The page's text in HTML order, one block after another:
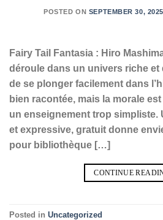
POSTED ON SEPTEMBER 30, 2025
Fairy Tail Fantasia : Hiro
déroule dans un univers riche et
de se plonger facilement dans
bien racontée, mais la morale
un enseignement trop simpliste.
et expressive, gratuit donne
pour bibliothèque […]
CONTINUE
Posted in Uncategorized